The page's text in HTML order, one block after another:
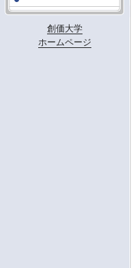
創価大学
ホームページ